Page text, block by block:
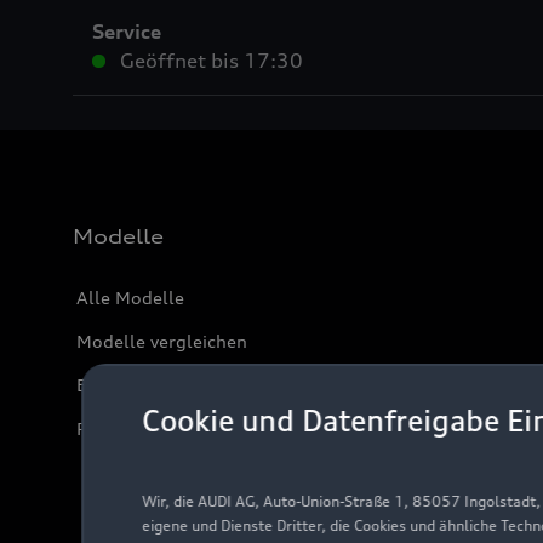
Cookie und Datenfreigabe
Wir, die AUDI AG, Auto-Union-Straße 1, 85057
eigene und Dienste Dritter, die Cookies und ähnliche
Service
Geöffnet bis 17:30
Modelle
Alle Modelle
Modelle vergleichen
Elektromodelle
Plug-in-Hybride